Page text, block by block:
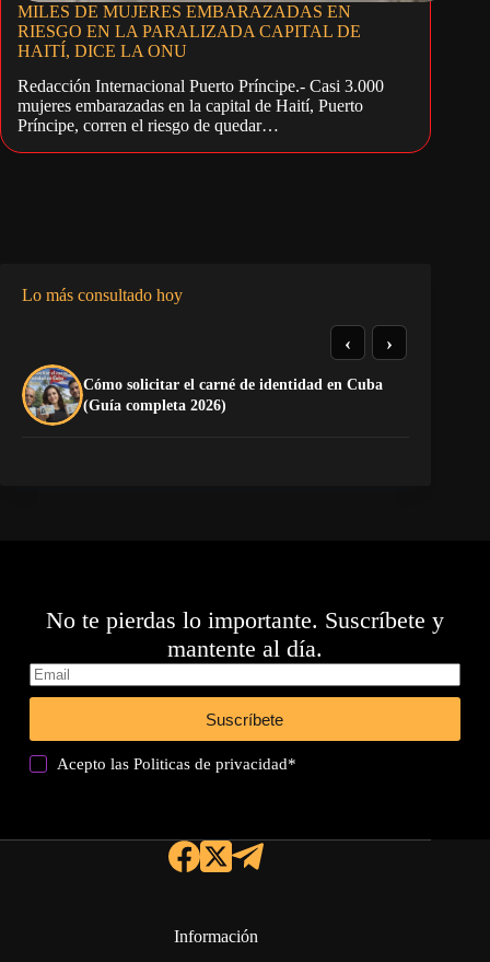
MILES DE MUJERES EMBARAZADAS EN
RIESGO EN LA PARALIZADA CAPITAL DE
HAITÍ, DICE LA ONU
Redacción Internacional Puerto Príncipe.- Casi 3.000
mujeres embarazadas en la capital de Haití, Puerto
Príncipe, corren el riesgo de quedar…
Lo más consultado hoy
Cómo solicitar el carné de identidad en Cuba
(Guía completa 2026)
‹ ›
No te pierdas lo importante. Suscríbete y
mantente al día.
Suscríbete
Acepto lasPoliticas de privacidad*
Información